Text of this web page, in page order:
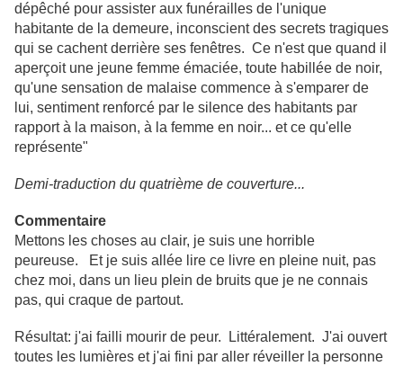
dépêché pour assister aux funérailles de l'unique
habitante de la demeure, inconscient des secrets tragiques
qui se cachent derrière ses fenêtres. Ce n'est que quand il
aperçoit une jeune femme émaciée, toute habillée de noir,
qu'une sensation de malaise commence à s'emparer de
lui, sentiment renforcé par le silence des habitants par
rapport à la maison, à la femme en noir... et ce qu'elle
représente"
Demi-traduction du quatrième de couverture...
Commentaire
Mettons les choses au clair, je suis une horrible
peureuse. Et je suis allée lire ce livre en pleine nuit, pas
chez moi, dans un lieu plein de bruits que je ne connais
pas, qui craque de partout.
Résultat: j'ai failli mourir de peur. Littéralement. J'ai ouvert
toutes les lumières et j'ai fini par aller réveiller la personne